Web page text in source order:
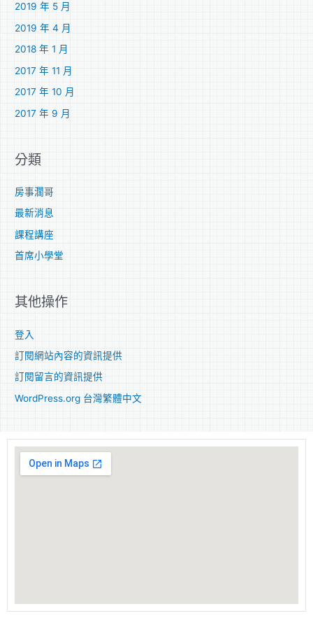
2019 年 5 月
2019 年 4 月
2018 年 1 月
2017 年 11 月
2017 年 10 月
2017 年 9 月
分類
房事濶哥
最新消息
課程講座
首席小學堂
其他操作
登入
訂閱網站內容的資訊提供
訂閱留言的資訊提供
WordPress.org 台灣繁體中文